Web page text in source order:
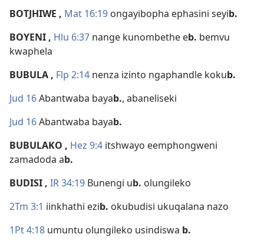
BOTJHIWE , Mat 16:19 ongayibopha ephasini seyib.
BOYENI, Hlu 6:37 nange kunombethe eb. bemvu
kwaphela
BUBULA, Flp 2:14 nenza izinto ngaphandle kokub.
Jud 16Abantwaba bayab., abaneliseki
Jud 16Abantwaba bayab.
BUBULAKO , Hez 9:4 itshwayo eemphongweni
zamadoda ab.
BUDISI, IR 34:19 Bunengi ub. olungileko
2Tm 3:1 iinkhathi ezib. okubudisi ukuqalana nazo
1Pt 4:18 umuntu olungileko usindiswa b.